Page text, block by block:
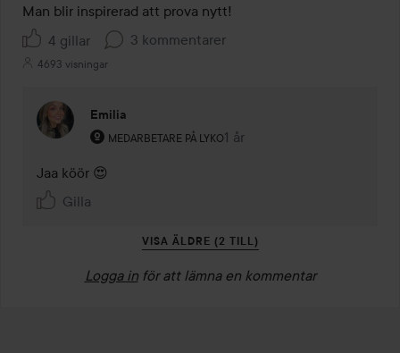
Man blir inspirerad att prova nytt!
4 gillar
3 kommentarer
4693 visningar
Emilia
MEDARBETARE PÅ LYKO
Användarens roll: Medarbetare på Lyko.
1 år
Kommentaren lades 1 år
Jaa köör 😍
Gilla
VISA ÄLDRE (2 TILL)
Logga in för att lämna en kommentar